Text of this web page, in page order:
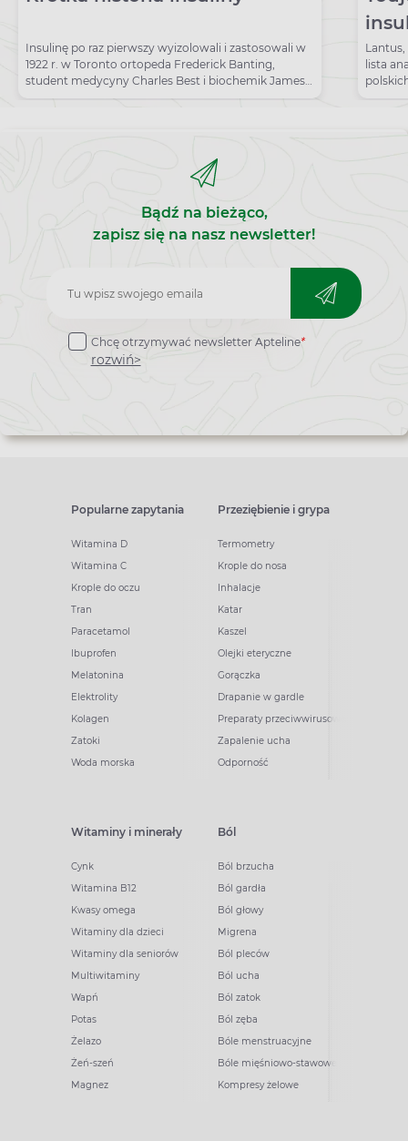
Insulinę po raz pierwszy wyizolowali i zastosowali w
1922 r. w Toronto ortopeda Frederick Banting,
student medycyny Charles Best i biochemik James
Collip.
Lantus,
lista
Bądź na bieżąco,
zapisz się na nasz newsletter!
Zapisz
do
newslettera
Chcę otrzymywać newsletter Apteline*
rozwiń>
Popularne zapytania
Witamina D
Witamina C
Krople do oczu
Tran
Paracetamol
Ibuprofen
Melatonina
Elektrolity
Kolagen
Zatoki
Woda morska
Przeziębienie i grypa
Termometry
Krople do nosa
Inhalacje
Katar
Kaszel
Olejki eteryczne
Gorączka
Drapanie w gardle
Preparaty przeciwwirusowe
Zapalenie ucha
Odporność
Witaminy i minerały
Cynk
Witamina B12
Kwasy omega
Witaminy dla dzieci
Witaminy dla seniorów
Multiwitaminy
Wapń
Potas
Żelazo
Żeń-szeń
Magnez
Ból
Ból brzucha
Ból gardła
Ból głowy
Migrena
Ból pleców
Ból ucha
Ból zatok
Ból zęba
Bóle menstruacyjne
Bóle mięśniowo-stawowe
Kompresy żelowe